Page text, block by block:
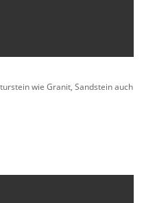
wie Granit, Sandstein auch